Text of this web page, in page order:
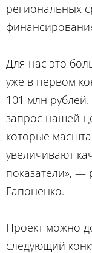
региональных
Для нас это
уже в первом
101 млн
запрос нашей
которые
увеличивают
показатели», —
Гапоненко.
Проект можно
следующий